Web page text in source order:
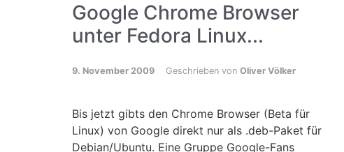
Google Chrome Browser
unter Fedora Linux...
9. November 2009 Geschrieben von Oliver Völker
Bis jetzt gibts den Chrome Browser (Beta für
Linux) von Google direkt nur als .deb-Paket für
Debian/Ubuntu. Eine Gruppe Google-Fans